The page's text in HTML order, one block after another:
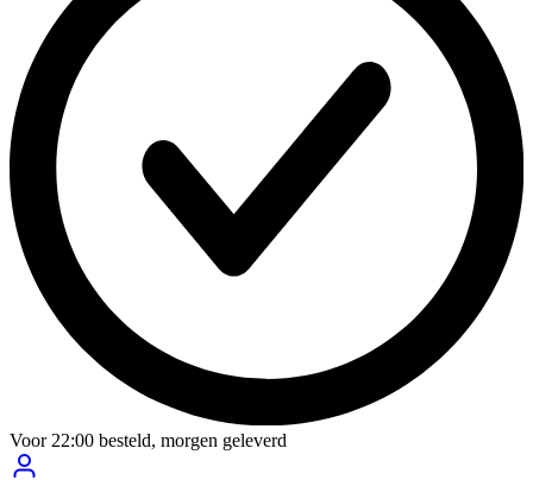
Voor22:00 besteld, morgen geleverd